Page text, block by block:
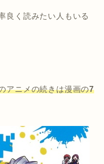
良く読みたい人もいる
アニメの続きは漫画の7